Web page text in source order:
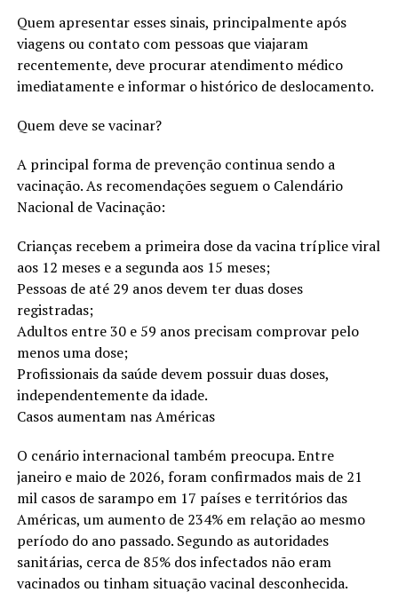
Quem apresentar esses sinais, principalmente após
viagens ou contato com pessoas que viajaram
recentemente, deve procurar atendimento médico
imediatamente e informar o histórico de deslocamento.
Quem deve se vacinar?
A principal forma de prevenção continua sendo a
vacinação. As recomendações seguem o Calendário
Nacional de Vacinação:
Crianças recebem a primeira dose da vacina tríplice viral
aos 12 meses e a segunda aos 15 meses;
Pessoas de até 29 anos devem ter duas doses
registradas;
Adultos entre 30 e 59 anos precisam comprovar pelo
menos uma dose;
Profissionais da saúde devem possuir duas doses,
independentemente da idade.
Casos aumentam nas Américas
O cenário internacional também preocupa. Entre
janeiro e maio de 2026, foram confirmados mais de 21
mil casos de sarampo em 17 países e territórios das
Américas, um aumento de 234% em relação ao mesmo
período do ano passado. Segundo as autoridades
sanitárias, cerca de 85% dos infectados não eram
vacinados ou tinham situação vacinal desconhecida.